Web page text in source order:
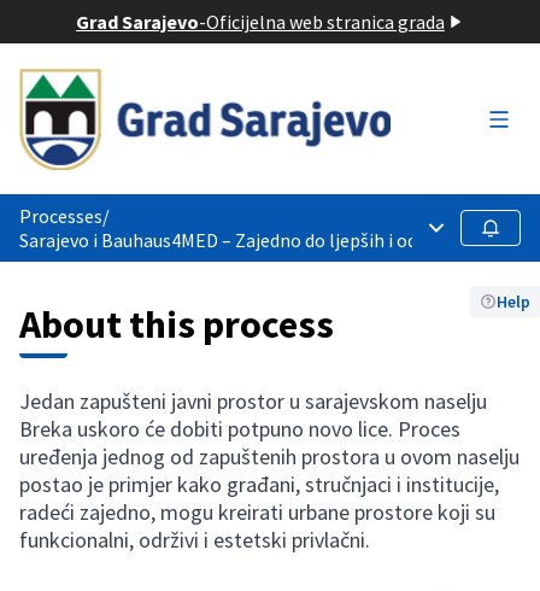
Grad Sarajevo-Oficijelna web stranica grada
Main
Processes/
Sarajevo i Bauhaus4MED – Zajedno do ljepših i održivijih javnih
Follow
Help
About this process
Jedan zapušteni javni prostor u sarajevskom naselju
Breka uskoro će dobiti potpuno novo lice. Proces
uređenja jednog od zapuštenih prostora u ovom naselju
postao je primjer kako građani, stručnjaci i institucije,
radeći zajedno, mogu kreirati urbane prostore koji su
funkcionalni, održivi i estetski privlačni.